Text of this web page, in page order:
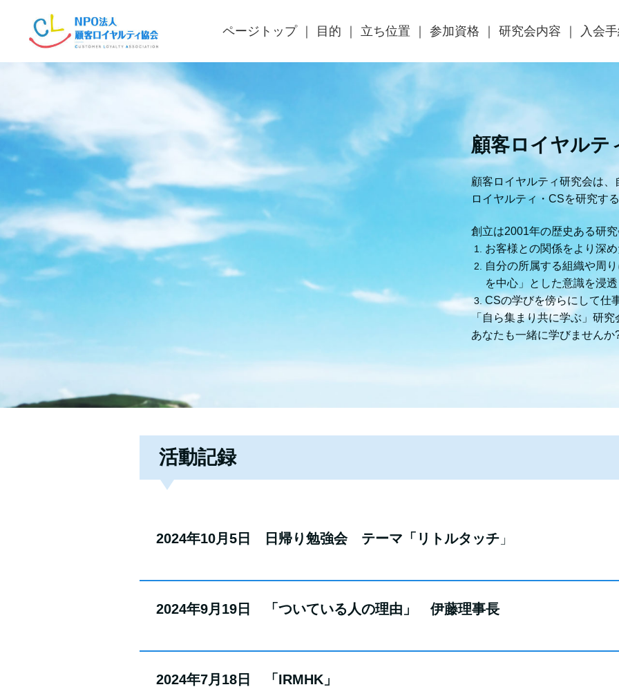
ページトップ 目的 立ち位置 参加資格 研究会内容 入会
顧客ロイヤルテ
顧客ロイヤルティ研究会は
ロイヤルティ・CSを研究す
創立は2001年の歴史ある研
お客様との関係をより深
自分の所属する組織や周
を中心」とした意識を浸
CSの学びを傍らにして
「自ら集まり共に学ぶ」研究
あなたも一緒に学びませんか
活動記録
2024年10月5日 日帰り勉強会 テーマ「リトルタッチ 」
2024年9月19日 「ついている人の理由」 伊藤理事長
2024年7月18日 「IRMHK」